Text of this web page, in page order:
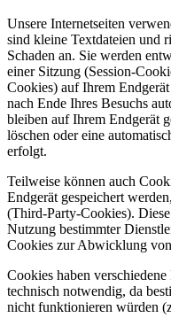
Unsere Internetseiten
sind kleine Textdateien und
Schaden an. Sie werden
einer Sitzung (Session-
Cookies) auf Ihrem
nach Ende Ihres Besuchs
bleiben auf Ihrem Endgerät
löschen oder eine
erfolgt.
Teilweise können auch
Endgerät gespeichert
(Third-Party-Cookies).
Nutzung bestimmter
Cookies zur Abwicklung
Cookies haben
technisch notwendig, da
nicht funktionieren würden